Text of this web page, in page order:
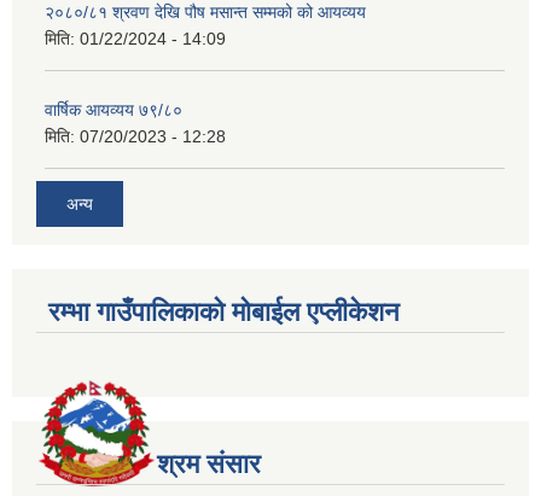
२०८०/८१ श्रवण देखि पौष मसान्त सम्मको को आयव्यय
मिति: 01/22/2024 - 14:09
वार्षिक आयव्यय ७९/८०
मिति: 07/20/2023 - 12:28
अन्य
रम्भा गाउँपालिकाको मोबाईल एप्लीकेशन
श्रम संसार